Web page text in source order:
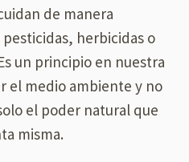
de manera
herbicidas o
un principio en nuestra
el medio ambiente y no
el poder natural que
misma.